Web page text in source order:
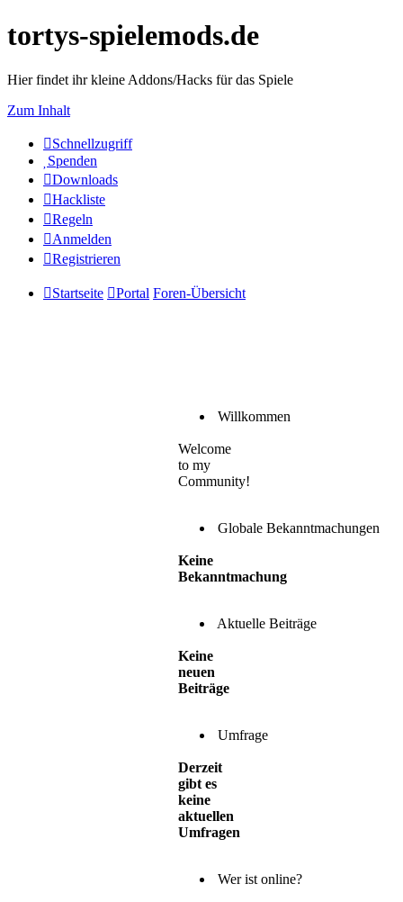
tortys-spielemods.de
Hier findet ihr kleine Addons/Hacks für das Spiele
Zum Inhalt
Schnellzugriff
Spenden
Downloads
Hackliste
Regeln
Anmelden
Registrieren
Startseite Portal Foren-Übersicht
Willkommen
Welcome
to my
Community!
Globale Bekanntmachungen
Keine
Bekanntmachung
Aktuelle Beiträge
Keine
neuen
Beiträge
Umfrage
Derzeit
gibt es
keine
aktuellen
Umfragen
Wer ist online?